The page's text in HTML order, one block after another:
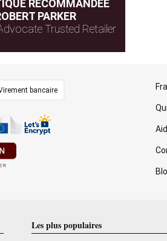
RECOMMANDÉE
PARKER
Trusted Retailer
bancaire
Les plus populaires